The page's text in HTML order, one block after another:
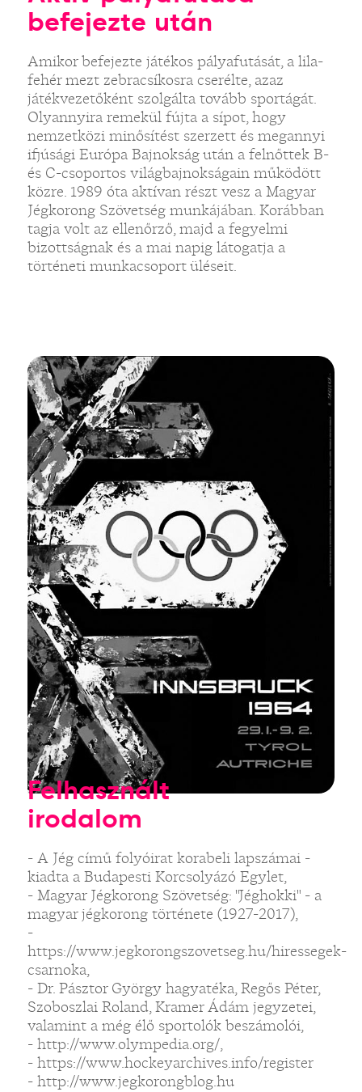
befejezte után
Amikor befejezte játékos pályafutását, a lila-
fehér mezt zebracsíkosra cserélte, azaz
játékvezetőként szolgálta tovább sportágát.
Olyannyira remekül fújta a sípot, hogy
nemzetközi minősítést szerzett és megannyi
ifjúsági Európa Bajnokság után a felnőttek B-
és C-csoportos világbajnokságain működött
közre. 1989 óta aktívan részt vesz a Magyar
Jégkorong Szövetség munkájában. Korábban
tagja volt az ellenőrző, majd a fegyelmi
bizottságnak és a mai napig látogatja a
történeti munkacsoport üléseit.
Felhasznált
irodalom
- A Jég című folyóirat korabeli lapszámai -
kiadta a Budapesti Korcsolyázó Egylet,
- Magyar Jégkorong Szövetség: "Jéghokki" - a
magyar jégkorong története (1927-2017),
-
https://www.jegkorongszovetseg.hu/hiressegek-
csarnoka,
- Dr. Pásztor György hagyatéka, Regős Péter,
Szoboszlai Roland, Kramer Ádám jegyzetei,
valamint a még élő sportolók beszámolói,
- http://www.olympedia.org/,
- https://www.hockeyarchives.info/register
- http://www.jegkorongblog.hu